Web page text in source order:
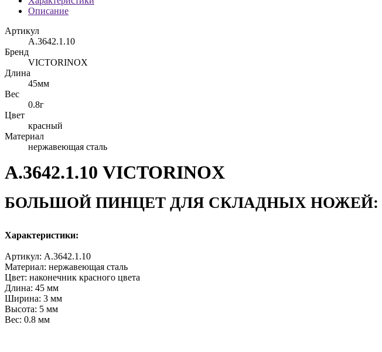
Описание
Артикул
A.3642.1.10
Бренд
VICTORINOX
Длина
45мм
Вес
0.8г
Цвет
красный
Материал
нержавеющая сталь
A.3642.1.10 VICTORINOX
БОЛЬШОЙ ПИНЦЕТ ДЛЯ СКЛАДНЫХ НОЖЕЙ:
Характеристики:
Артикул: A.3642.1.10
Материал: нержавеющая сталь
Цвет: наконечник красного цвета
Длина: 45 мм
Ширина: 3 мм
Высота: 5 мм
Вес: 0.8 мм